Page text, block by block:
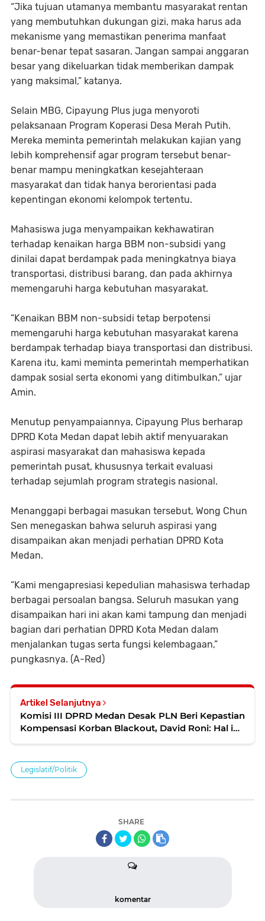
“Jika tujuan utamanya membantu masyarakat rentan
yang membutuhkan dukungan gizi, maka harus ada
mekanisme yang memastikan penerima manfaat
benar-benar tepat sasaran. Jangan sampai anggaran
besar yang dikeluarkan tidak memberikan dampak
yang maksimal,” katanya.
Selain MBG, Cipayung Plus juga menyoroti
pelaksanaan Program Koperasi Desa Merah Putih.
Mereka meminta pemerintah melakukan kajian yang
lebih komprehensif agar program tersebut benar-
benar mampu meningkatkan kesejahteraan
masyarakat dan tidak hanya berorientasi pada
kepentingan ekonomi kelompok tertentu.
Mahasiswa juga menyampaikan kekhawatiran
terhadap kenaikan harga BBM non-subsidi yang
dinilai dapat berdampak pada meningkatnya biaya
transportasi, distribusi barang, dan pada akhirnya
memengaruhi harga kebutuhan masyarakat.
“Kenaikan BBM non-subsidi tetap berpotensi
memengaruhi harga kebutuhan masyarakat karena
berdampak terhadap biaya transportasi dan distribusi.
Karena itu, kami meminta pemerintah memperhatikan
dampak sosial serta ekonomi yang ditimbulkan,” ujar
Amin.
Menutup penyampaiannya, Cipayung Plus berharap
DPRD Kota Medan dapat lebih aktif menyuarakan
aspirasi masyarakat dan mahasiswa kepada
pemerintah pusat, khususnya terkait evaluasi
terhadap sejumlah program strategis nasional.
Menanggapi berbagai masukan tersebut, Wong Chun
Sen menegaskan bahwa seluruh aspirasi yang
disampaikan akan menjadi perhatian DPRD Kota
Medan.
“Kami mengapresiasi kepedulian mahasiswa terhadap
berbagai persoalan bangsa. Seluruh masukan yang
disampaikan hari ini akan kami tampung dan menjadi
bagian dari perhatian DPRD Kota Medan dalam
menjalankan tugas serta fungsi kelembagaan,”
pungkasnya. (A-Red)
Artikel Selanjutnya
Komisi III DPRD Medan Desak PLN Beri Kepastian
Kompensasi Korban Blackout, David Roni: Hal ini
Legislatif/Politik
SHARE
komentar